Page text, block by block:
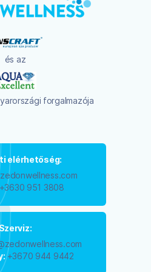
és az
forgalmazója
elérhetőség:
+3630 951 3808
Szerviz:
+3670 944 9442